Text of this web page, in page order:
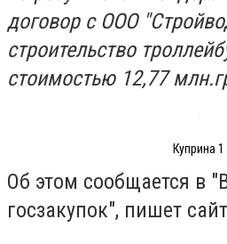
договор с ООО
строительство
стоимостью 12,77
Куприна 1
Об этом сообщается в
госзакупок", пишет